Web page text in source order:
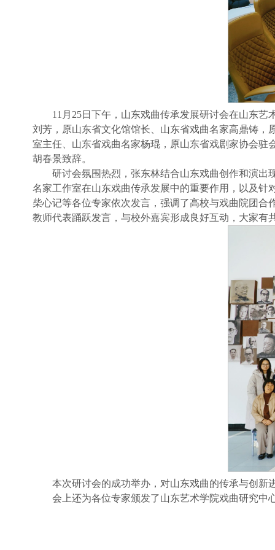
11月25日下午，山东戏曲传承发展研讨会在山东
刘芳，原山东省文化馆馆长、山东省戏曲名家高鼎铸
室主任、山东省戏曲名家杨琨，原山东省戏剧家协会
胡春景致辞。
研讨会氛围热烈，张东林结合山东戏曲创作和演
名家工作室在山东戏曲传承发展中的重要作用，以及
柴心记等各位专家依次发言，强调了高校与戏曲院团
教师代表踊跃发言，与校外嘉宾形成良好互动，大家有
本次研讨会的成功举办，对山东戏曲的传承与创
会上还为各位专家颁发了山东艺术学院戏曲研究中